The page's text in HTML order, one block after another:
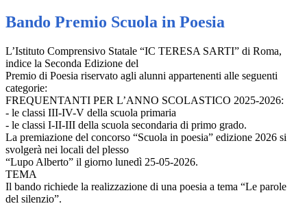
Bando Premio Scuola in Poesia
L’Istituto Comprensivo Statale “IC TERESA SARTI” di Roma,
indice la Seconda Edizione del
Premio di Poesia riservato agli alunni appartenenti alle seguenti
categorie:
FREQUENTANTI PER L’ANNO SCOLASTICO 2025-2026:
- le classi III-IV-V della scuola primaria
- le classi I-II-III della scuola secondaria di primo grado.
La premiazione del concorso “Scuola in poesia” edizione 2026 si
svolgerà nei locali del plesso
“Lupo Alberto” il giorno lunedì 25-05-2026.
TEMA
Il bando richiede la realizzazione di una poesia a tema “Le parole
del silenzio”.